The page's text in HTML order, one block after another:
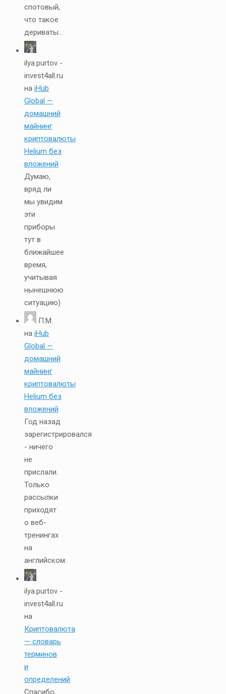
спотовый,
что такое
дериваты...
ilya.purtov -
invest4all.ru
на iHub
Global —
домашний
майнинг
криптовалюты
Helium без
вложений
Думаю,
вряд ли
мы увидим
эти
приборы
тут в
ближайшее
время,
учитывая
нынешнюю
ситуацию)
П.М.
на iHub
Global —
домашний
майнинг
криптовалюты
Helium без
вложений
Год назад
зарегистрировался
- ничего
не
прислали.
Только
рассылки
приходят
о веб-
тренингах
на
английском.
ilya.purtov -
invest4all.ru
на
Криптовалюта
— словарь
терминов
и
определений